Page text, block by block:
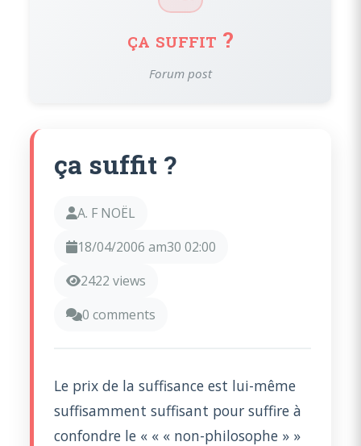
ça suffit ?
Forum post
ça suffit ?
A. F NOËL
18/04/2006 am30 02:00
2422 views
0 comments
Le prix de la suffisance est lui-même
suffisamment suffisant pour suffire à
confondre le « « « non-philosophe » »